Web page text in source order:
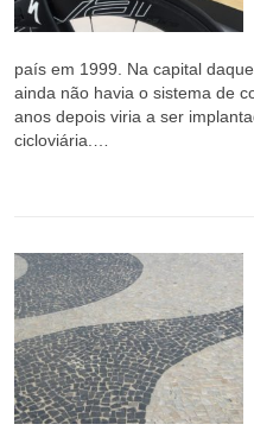
país em 1999. Na capital
ainda não havia o sistema de
anos depois viria a ser
cicloviária.…